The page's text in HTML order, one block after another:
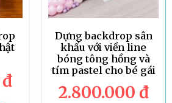
đ
Dựng backdrop sân
khấu với viền line
bóng tông hồng và
tím pastel cho bé gái
2.800.000 đ